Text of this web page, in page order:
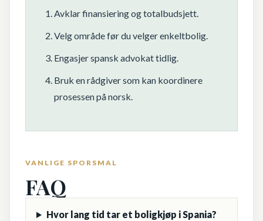
Avklar finansiering og totalbudsjett.
Velg område før du velger enkeltbolig.
Engasjer spansk advokat tidlig.
Bruk en rådgiver som kan koordinere
prosessen på norsk.
VANLIGE SPORSMAL
FAQ
Hvor lang tid tar et boligkjøp i Spania?